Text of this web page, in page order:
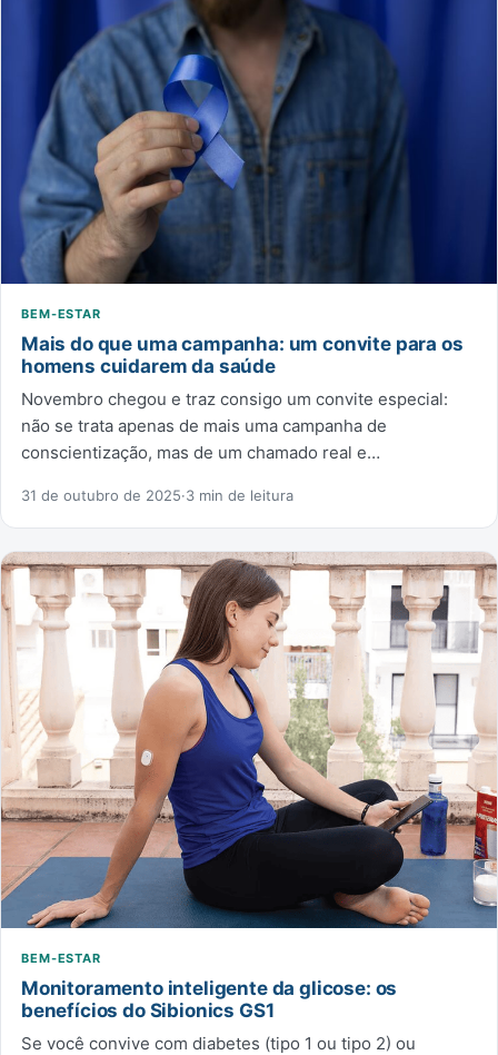
BEM-ESTAR
Mais do que uma campanha: um convite para os
homens cuidarem da saúde
Novembro chegou e traz consigo um convite especial:
não se trata apenas de mais uma campanha de
conscientização, mas de um chamado real e…
31 de outubro de 2025·3 min de leitura
BEM-ESTAR
Monitoramento inteligente da glicose: os
benefícios do Sibionics GS1
Se você convive com diabetes (tipo 1 ou tipo 2) ou